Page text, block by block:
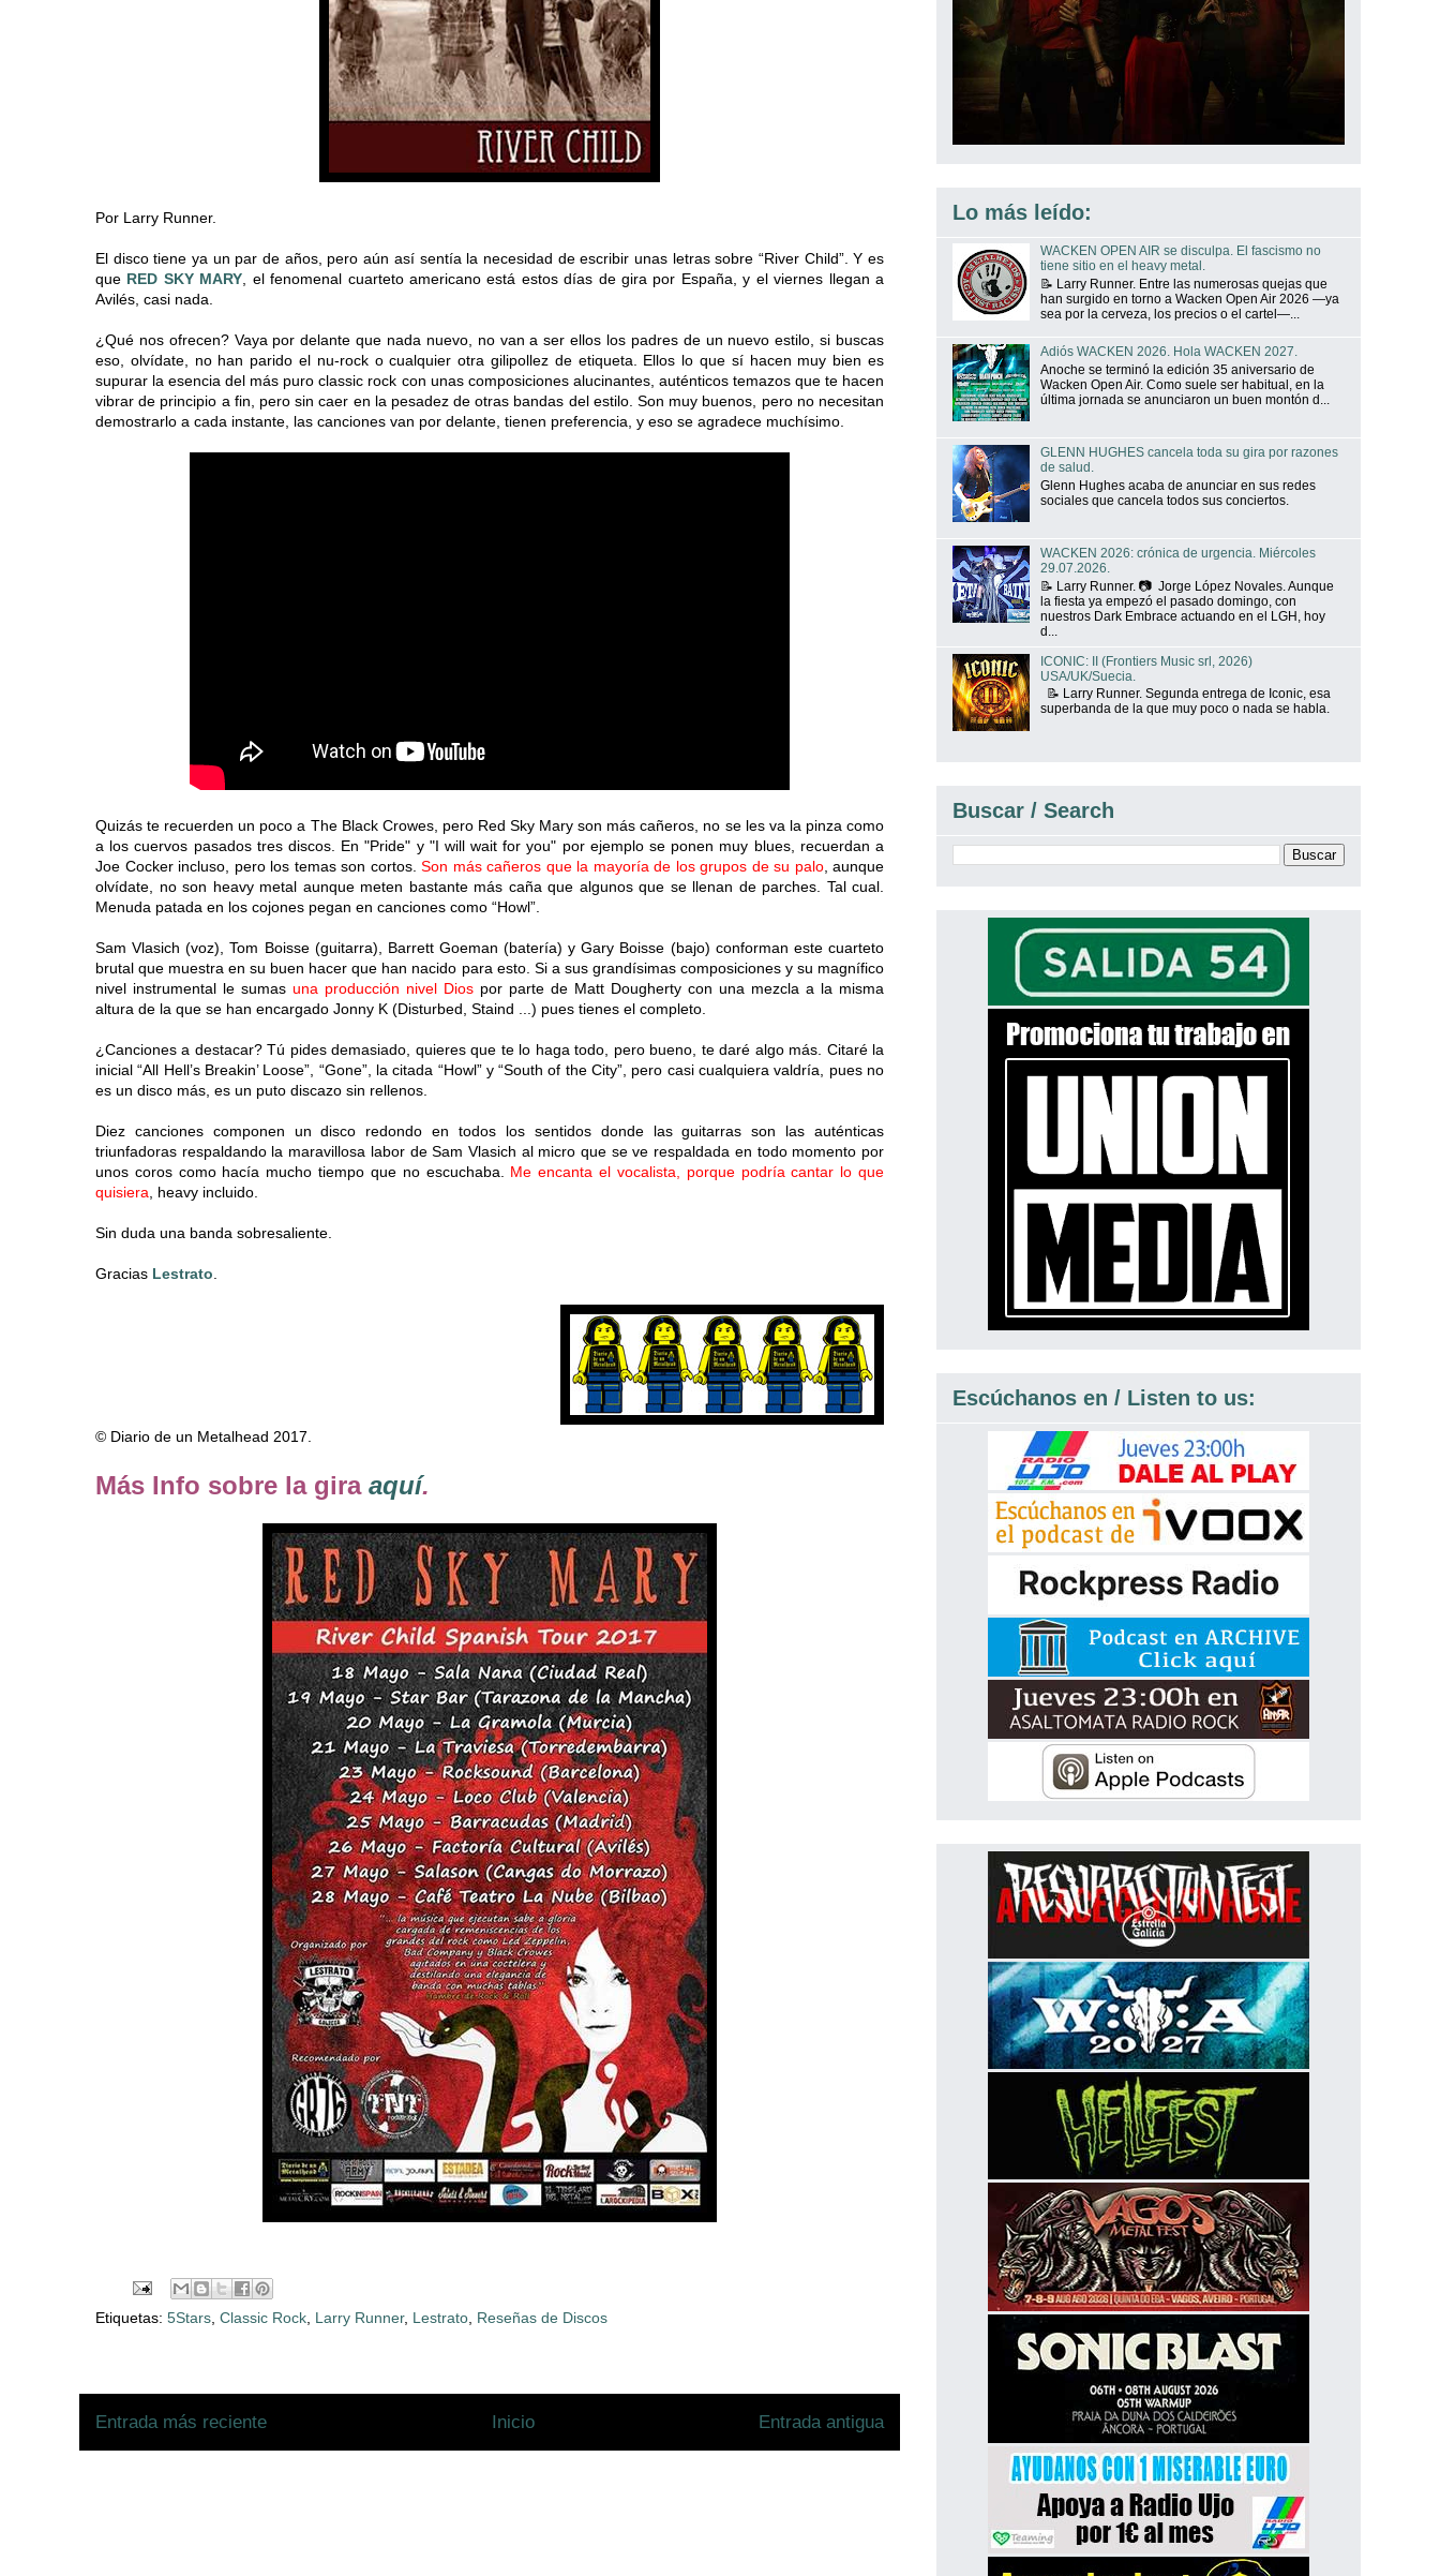
Por Larry Runner.
El disco tiene ya un par de años, pero aún así sentía la necesidad de escribir unas letras sobre “River Child”. Y es
que RED SKY MARY, el fenomenal cuarteto americano está estos días de gira por España, y el viernes llegan a
Avilés, casi nada.
¿Qué nos ofrecen? Vaya por delante que nada nuevo, no van a ser ellos los padres de un nuevo estilo, si buscas
eso, olvídate, no han parido el nu-rock o cualquier otra gilipollez de etiqueta. Ellos lo que sí hacen muy bien es
supurar la esencia del más puro classic rock con unas composiciones alucinantes, auténticos temazos que te hacen
vibrar de principio a fin, pero sin caer en la pesadez de otras bandas del estilo. Son muy buenos, pero no necesitan
demostrarlo a cada instante, las canciones van por delante, tienen preferencia, y eso se agradece muchísimo.
Quizás te recuerden un poco a The Black Crowes, pero Red Sky Mary son más cañeros, no se les va la pinza como
a los cuervos pasados tres discos. En "Pride" y "I will wait for you" por ejemplo se ponen muy blues, recuerdan a
Joe Cocker incluso, pero los temas son cortos. Son más cañeros que la mayoría de los grupos de su palo, aunque
olvídate, no son heavy metal aunque meten bastante más caña que algunos que se llenan de parches. Tal cual.
Menuda patada en los cojones pegan en canciones como “Howl”.
Sam Vlasich (voz), Tom Boisse (guitarra), Barrett Goeman (batería) y Gary Boisse (bajo) conforman este cuarteto
brutal que muestra en su buen hacer que han nacido para esto. Si a sus grandísimas composiciones y su magnífico
nivel instrumental le sumas una producción nivel Dios por parte de Matt Dougherty con una mezcla a la misma
altura de la que se han encargado Jonny K (Disturbed, Staind ...) pues tienes el completo.
¿Canciones a destacar? Tú pides demasiado, quieres que te lo haga todo, pero bueno, te daré algo más. Citaré la
inicial “All Hell’s Breakin’ Loose”, “Gone”, la citada “Howl” y “South of the City”, pero casi cualquiera valdría, pues no
es un disco más, es un puto discazo sin rellenos.
Diez canciones componen un disco redondo en todos los sentidos donde las guitarras son las auténticas
triunfadoras respaldando la maravillosa labor de Sam Vlasich al micro que se ve respaldada en todo momento por
unos coros como hacía mucho tiempo que no escuchaba. Me encanta el vocalista, porque podría cantar lo que
quisiera, heavy incluido.
Sin duda una banda sobresaliente.
Gracias Lestrato.
© Diario de un Metalhead 2017.
Más Info sobre la gira aquí.
Etiquetas: 5Stars, Classic Rock, Larry Runner, Lestrato, Reseñas de Discos
Entrada más reciente Entrada antigua
Inicio
Lo más leído:
WACKEN OPEN AIR se disculpa. El fascismo no
tiene sitio en el heavy metal.
📝 Larry Runner. Entre las numerosas quejas que
han surgido en torno a Wacken Open Air 2026 —ya
sea por la cerveza, los precios o el cartel—...
Adiós WACKEN 2026. Hola WACKEN 2027.
Anoche se terminó la edición 35 aniversario de
Wacken Open Air. Como suele ser habitual, en la
última jornada se anunciaron un buen montón d...
GLENN HUGHES cancela toda su gira por razones
de salud.
Glenn Hughes acaba de anunciar en sus redes
sociales que cancela todos sus conciertos.
WACKEN 2026: crónica de urgencia. Miércoles
29.07.2026.
📝 Larry Runner. 📷 Jorge López Novales. Aunque
la fiesta ya empezó el pasado domingo, con
nuestros Dark Embrace actuando en el LGH, hoy
d...
ICONIC: II (Frontiers Music srl, 2026)
USA/UK/Suecia.
📝 Larry Runner. Segunda entrega de Iconic, esa
superbanda de la que muy poco o nada se habla.
Buscar / Search
Escúchanos en / Listen to us: